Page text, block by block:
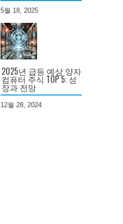
5월 18, 2025
2025년 급등 예상 양자
컴퓨터 주식 TOP 5: 성
장과 전망
12월 28, 2024